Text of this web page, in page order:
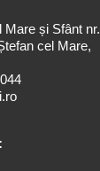
Mare și Sfânt nr.
cel Mare,